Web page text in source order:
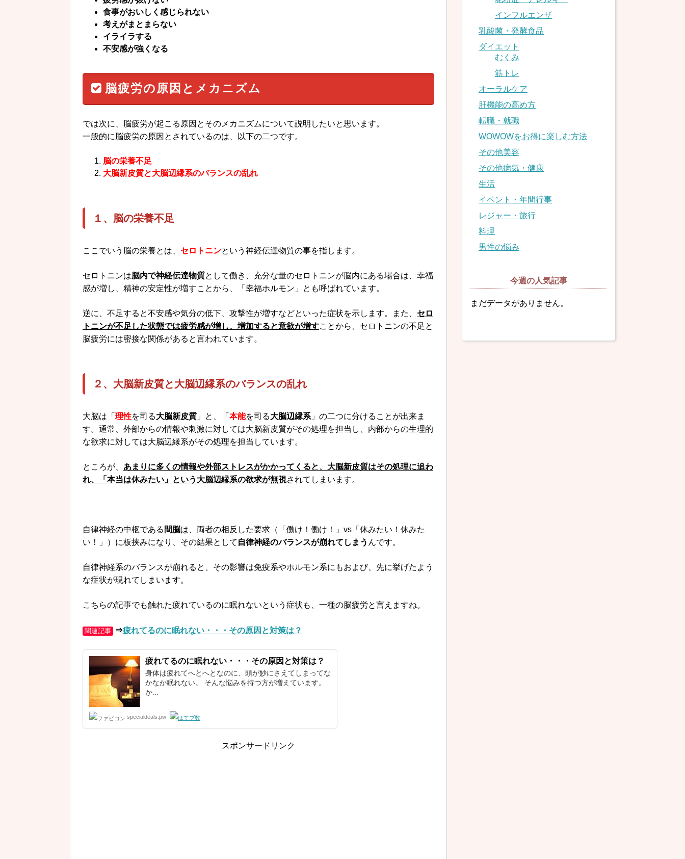
食事がおいしく感じられない
考えがまとまらない
イライラする
不安感が強くなる
脳疲労の原因とメカニズム
では次に、脳疲労が起こる原因とそのメカニズムについて説明したいと思います。
一般的に脳疲労の原因とされているのは、以下の二つです。
脳の栄養不足
大脳新皮質と大脳辺縁系のバランスの乱れ
１、脳の栄養不足
ここでいう脳の栄養とは、 セロトニンという神経伝達物質の事を指します。
セロトニンは脳内で神経伝達物質として働き、充分な量のセロトニンが脳内にある場合は、幸福
感が増し、精神の安定性が増すことから、「幸福ホルモン」とも呼ばれています。
逆に、不足すると不安感や気分の低下、攻撃性が増すなどといった症状を示します。また、 セロ
トニンが不足した状態では疲労感が増し、増加すると意欲が増すことから、セロトニンの不足と
脳疲労には密接な関係があると言われています。
２、大脳新皮質と大脳辺縁系のバランスの乱れ
大脳は「 理性を司る大脳新皮質 」と、「 本能を司る大脳辺縁系 」の二つに分けることが出来ま
す。通常、外部からの情報や刺激に対しては大脳新皮質がその処理を担当し、内部からの生理的
な欲求に対しては大脳辺縁系がその処理を担当しています。
ところが、 あまりに多くの情報や外部ストレスがかかってくると、大脳新皮質はその処理に追わ
れ、「本当は休みたい」という大脳辺縁系の欲求が無視されてしまいます。
自律神経の中枢である 間脳は、両者の相反した要求（「働け！働け！」vs「休みたい！休みた
い！」）に板挟みになり、その結果として 自律神経のバランスが崩れてしまう んです。
自律神経系のバランスが崩れると、その影響は免疫系やホルモン系にもおよび、先に挙げたよう
な症状が現れてしまいます。
こちらの記事でも触れた疲れているのに眠れないという症状も、一種の脳疲労と言えますね。
関連記事 ⇒疲れてるのに眠れない・・・その原因と対策は？
疲れてるのに眠れない ・・・その原因と対策は？
身体は疲れてへとへとなのに、頭が妙にさえてしまってな
かなか眠れない。 そんな悩みを持つ方が増えています。
か...
specialdeals.pw
スポンサードリンク
インフルエンザ
乳酸菌・発酵食品
ダイエット
むくみ
筋トレ
オーラルケア
肝機能の高め方
転職・就職
WOWOWをお得に楽しむ方法
その他美容
その他病気・健康
生活
イベント・年間行事
レジャー・旅行
料理
男性の悩み
今週の人気記事
まだデータがありません。